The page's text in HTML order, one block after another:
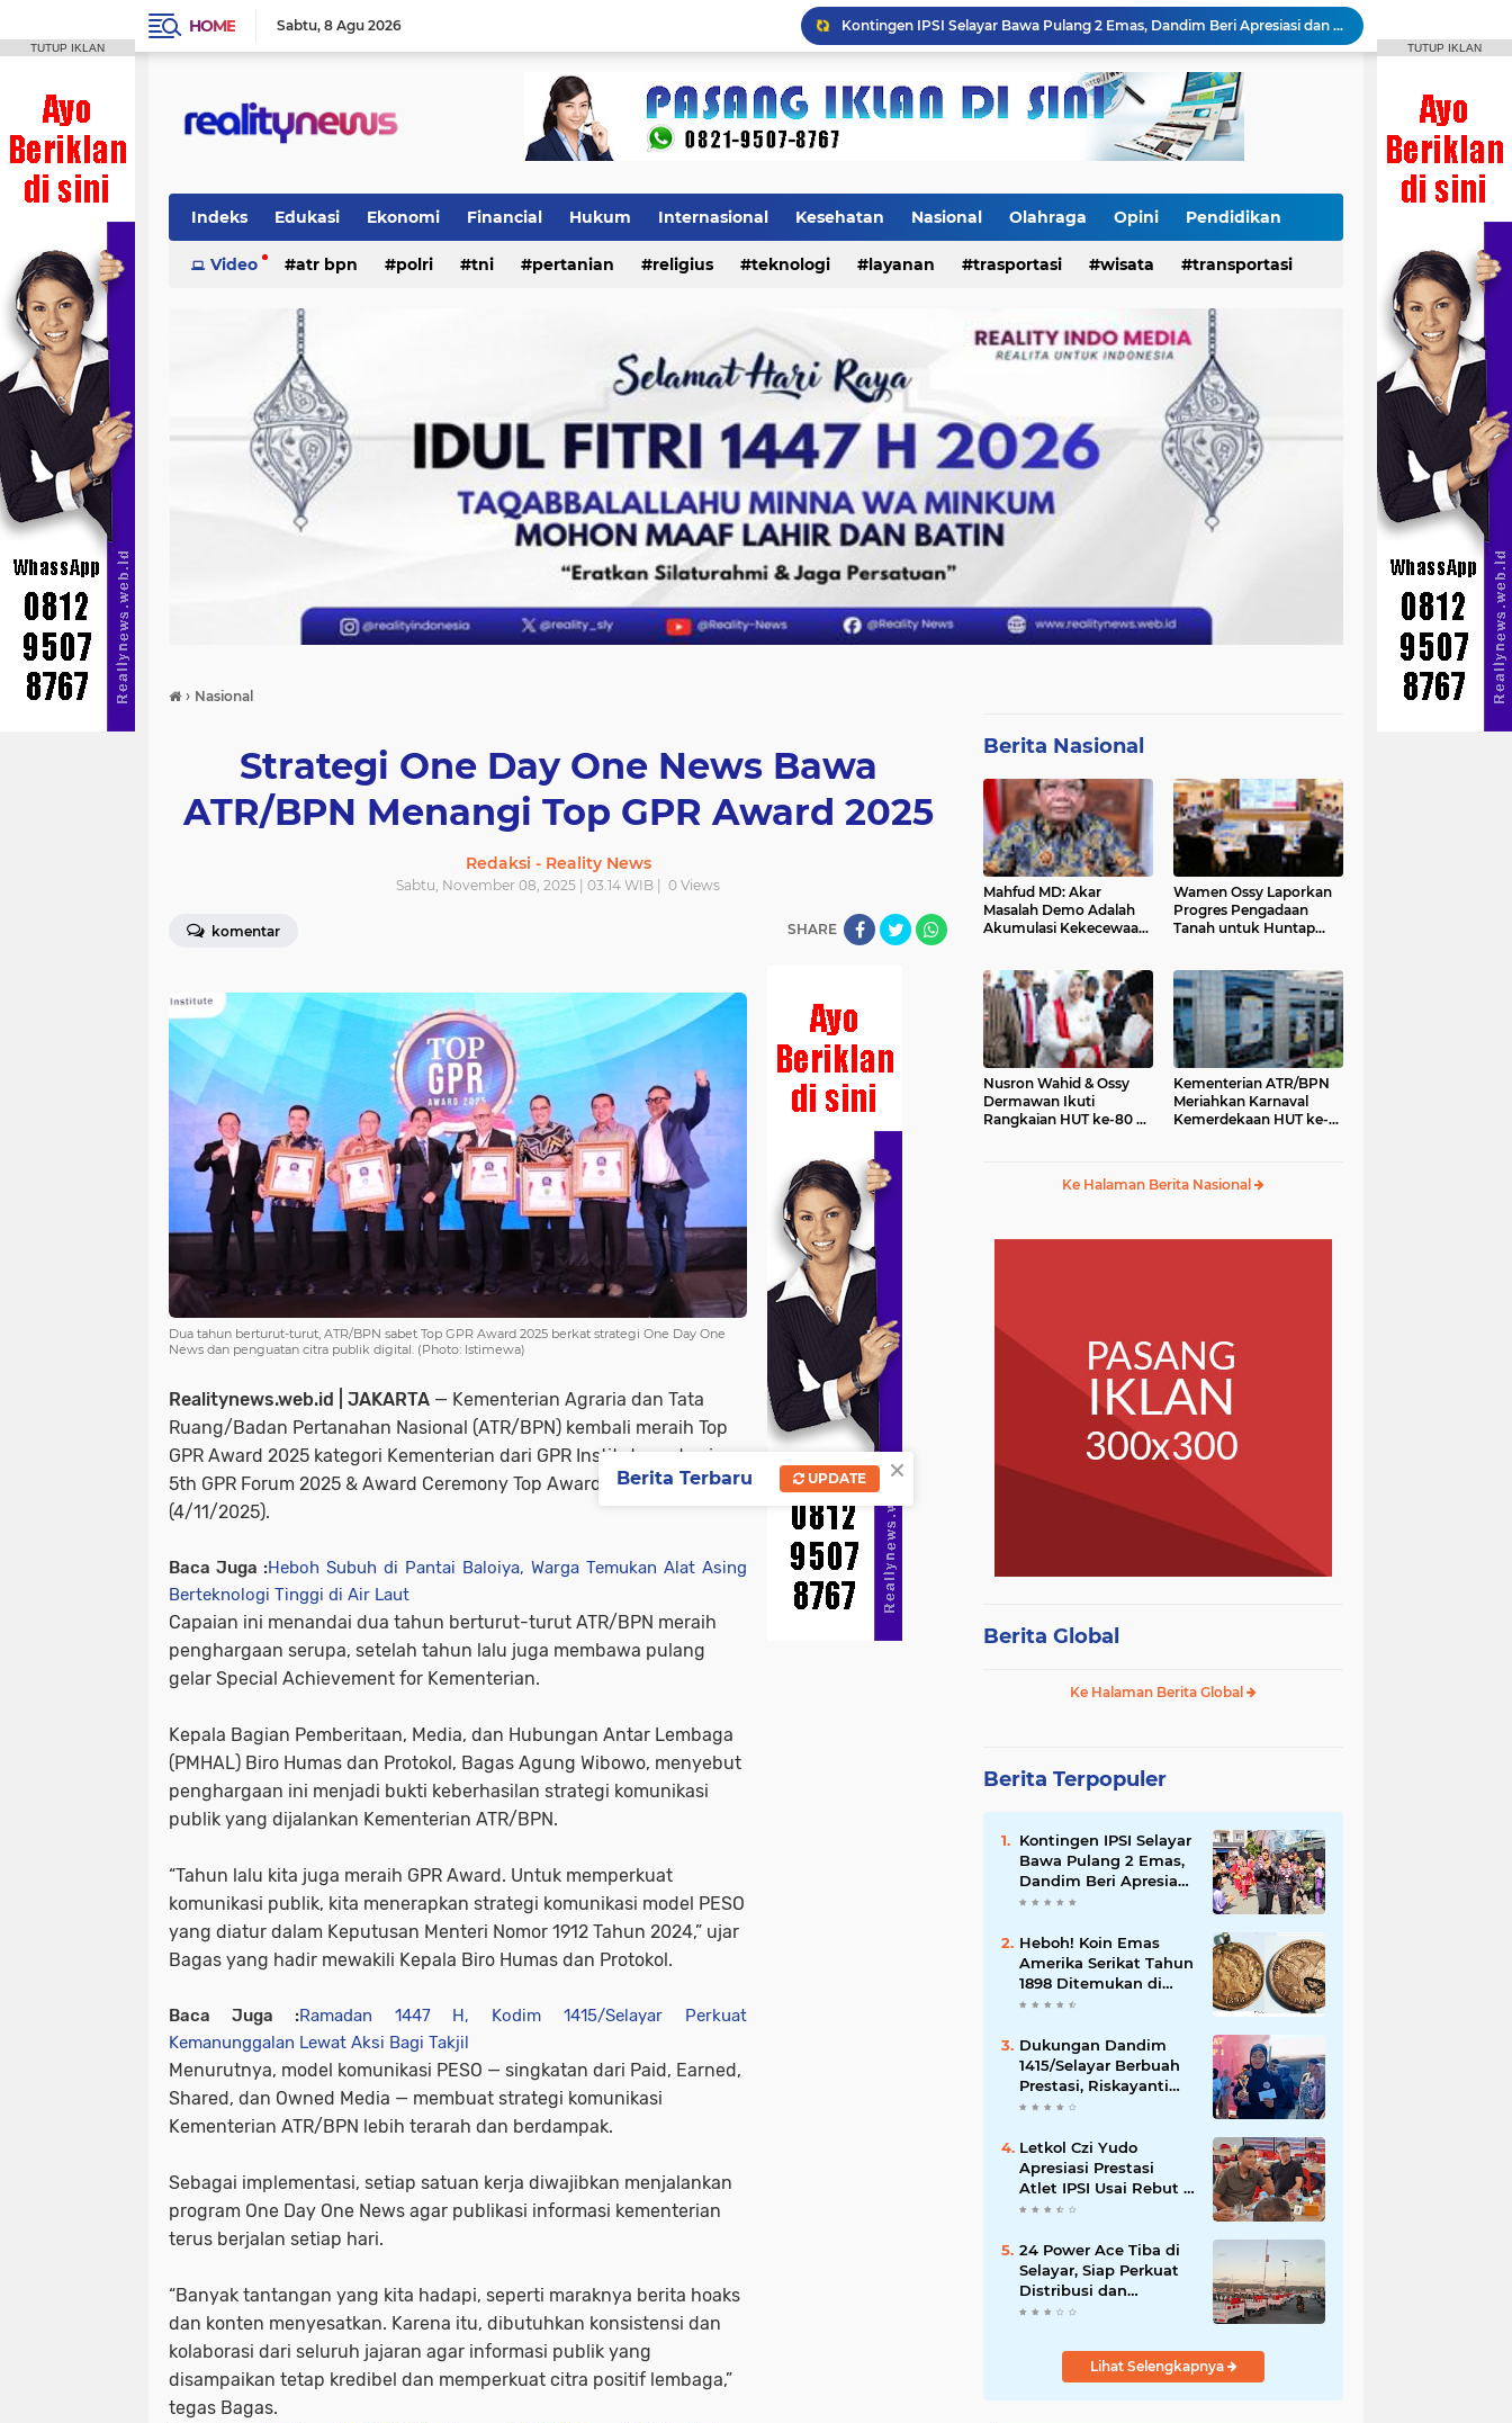
HOME Sabtu 8 Agu 2026
Festival Bontoharu Merdeka 2026 Bergulir, Berikut Jadwal Lengkap Lomba hingga 18 Agustus
Mulai Agustus, Pertamax dan Pertamax Turbo Turun Harga
Kodim Selayar Repainting Tugu AMD dan TMP Barugaiya, Dandim: Rawat Semangat Nasionalisme
Indeks Edukasi Ekonomi Financial Hukum Internasional Kesehatan Nasional Olahraga Opini Pendidikan
Politik Regional Wisata
Video atr bpn polri tni pertanian religius teknologi layanan trasportasi wisata transportasi
› Nasional
Strategi One Day One News Bawa
ATR/BPN Menangi Top GPR Award 2025
Redaksi - Reality News
Sabtu, November 08, 2025 | 03.14 WIB | 0 Views
komentar SHARE
Dua tahun berturut-turut, ATR/BPN sabet Top GPR Award 2025 berkat strategi One Day One
News dan penguatan citra publik digital. (Photo: Istimewa)
Realitynews.web.id | JAKARTA — Kementerian Agraria dan Tata
Ruang/Badan Pertanahan Nasional (ATR/BPN) kembali meraih Top
GPR Award 2025 kategori Kementerian dari GPR Institute pada ajang
5th GPR Forum 2025 & Award Ceremony Top Award 2025, Selasa
(4/11/2025).
Baca Juga :Heboh Subuh di Pantai Baloiya, Warga Temukan Alat Asing
Berteknologi Tinggi di Air Laut
Capaian ini menandai dua tahun berturut-turut ATR/BPN meraih
penghargaan serupa, setelah tahun lalu juga membawa pulang
gelar Special Achievement for Kementerian.
Kepala Bagian Pemberitaan, Media, dan Hubungan Antar Lembaga
(PMHAL) Biro Humas dan Protokol, Bagas Agung Wibowo, menyebut
penghargaan ini menjadi bukti keberhasilan strategi komunikasi
publik yang dijalankan Kementerian ATR/BPN.
“Tahun lalu kita juga meraih GPR Award. Untuk memperkuat
komunikasi publik, kita menerapkan strategi komunikasi model PESO
yang diatur dalam Keputusan Menteri Nomor 1912 Tahun 2024,” ujar
Bagas yang hadir mewakili Kepala Biro Humas dan Protokol.
Baca Juga :Ramadan 1447 H, Kodim 1415/Selayar Perkuat
Kemanunggalan Lewat Aksi Bagi Takjil
Menurutnya, model komunikasi PESO — singkatan dari Paid, Earned,
Shared, dan Owned Media — membuat strategi komunikasi
Kementerian ATR/BPN lebih terarah dan berdampak.
Sebagai implementasi, setiap satuan kerja diwajibkan menjalankan
program One Day One News agar publikasi informasi kementerian
terus berjalan setiap hari.
“Banyak tantangan yang kita hadapi, seperti maraknya berita hoaks
dan konten menyesatkan. Karena itu, dibutuhkan konsistensi dan
kolaborasi dari seluruh jajaran agar informasi publik yang
disampaikan tetap kredibel dan memperkuat citra positif lembaga,”
tegas Bagas.
Berita Nasional
Mahfud MD: Akar
Masalah Demo Adalah
Akumulasi Kekecewaan
Wamen Ossy Laporkan
Progres Pengadaan
Tanah untuk Huntap
Laki-laki ke Menko PMK
Nusron Wahid & Ossy
Dermawan Ikuti
Rangkaian HUT ke-80 RI
Kementerian ATR/BPN
Meriahkan Karnaval
Kemerdekaan HUT ke-
Ke Halaman Berita Nasional
Berita Global
Ke Halaman Berita Global
Berita Terpopuler
Kontingen IPSI Selayar
Bawa Pulang 2 Emas,
Dandim Beri Apresiasi
dan Sambutan Meriah
Heboh! Koin Emas
Amerika Serikat Tahun
1898 Ditemukan di
Selayar, Nilainya Bisa
Dukungan Dandim
1415/Selayar Berbuah
Prestasi, Riskayanti
Rafian Rebut Emas di
Championship
Letkol Czi Yudo
Apresiasi Prestasi
Atlet IPSI Usai Rebut 4
Medali di Makassar
24 Power Ace Tiba di
Selayar, Siap Perkuat
Distribusi dan
Pelayanan Koperasi
Lihat Selengkapnya
TUTUP IKLAN TUTUP IKLAN
×
Berita Terbaru UPDATE